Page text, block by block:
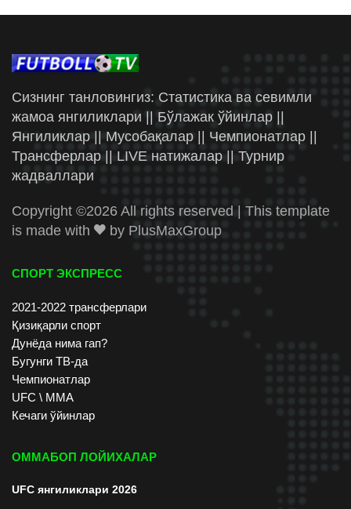
Сизнинг танловингиз: Статистика ва севимли
жамоа янгиликлари || Бўлажак ўйинлар ||
Янгиликлар || Мусобақалар || Чемпионатлар ||
Трансферлар || LIVE натижалар || Турнир
жадваллари
Copyright ©2026 All rights reserved | This template
is made with
by PlusMaxGroup
СПОРТ ЭКСПРЕСС
2021-2022 трансферлари
Қизиқарли спорт
Дунёда нима гап?
Бугунги ТВ-да
Чемпионатлар
UFC \ ММА
Кечаги ўйинлар
ОММАБОП ЛОЙИХАЛАР
UFC янгиликлари 2026